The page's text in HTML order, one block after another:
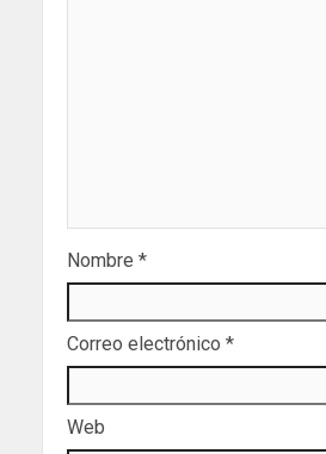
Nombre *
Correo electrónico *
Web